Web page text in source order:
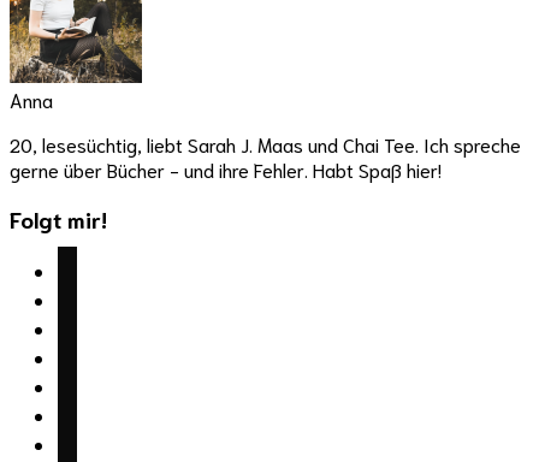
Anna
20, lesesüchtig, liebt Sarah J. Maas und Chai Tee. Ich spreche
gerne über Bücher - und ihre Fehler. Habt Spaß hier!
Folgt mir!